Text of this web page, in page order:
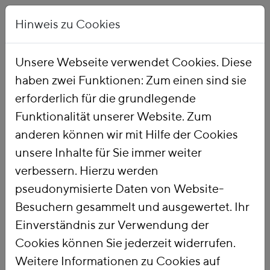
Startseite Publikationen
Suchbegriffe unter 4 Zeichen Länge werden nicht
434 Treffer:
111.Eine intelligente Straßenmaut — effizient und
nachhaltig
Die deutsche Straßeninfrastruktur gilt als chronisch
unterfinanziert – sowohl bei Instandhaltung, als auch bei
notwendigen Neuinvestitionen. Gleichzeitig deckt der
Hinweis zu Cookies
Unsere Webseite verwendet Cookies. Diese
haben zwei Funktionen: Zum einen sind sie
erforderlich für die grundlegende
Funktionalität unserer Website. Zum
anderen können wir mit Hilfe der Cookies
unsere Inhalte für Sie immer weiter
verbessern. Hierzu werden
pseudonymisierte Daten von Website-
Besuchern gesammelt und ausgewertet. Ihr
Einverständnis zur Verwendung der
Cookies können Sie jederzeit widerrufen.
Weitere Informationen zu Cookies auf